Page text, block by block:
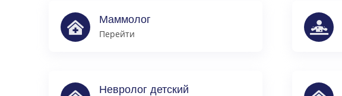
Маммолог
Перейти
Невролог детский